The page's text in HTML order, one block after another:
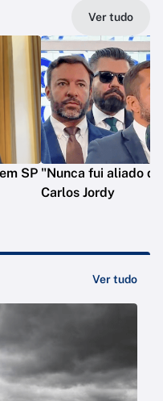
Ver tudo
SP "Nunca fui aliado
Carlos Jordy
Ver tudo